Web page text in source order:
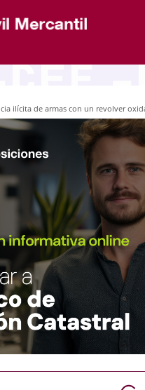
ilícita de armas con un revolver